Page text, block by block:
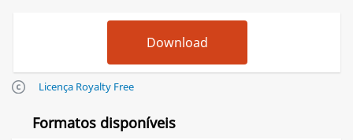
Licença Royalty Free
Formatos disponíveis